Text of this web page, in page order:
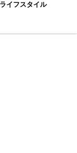
ライフスタイル